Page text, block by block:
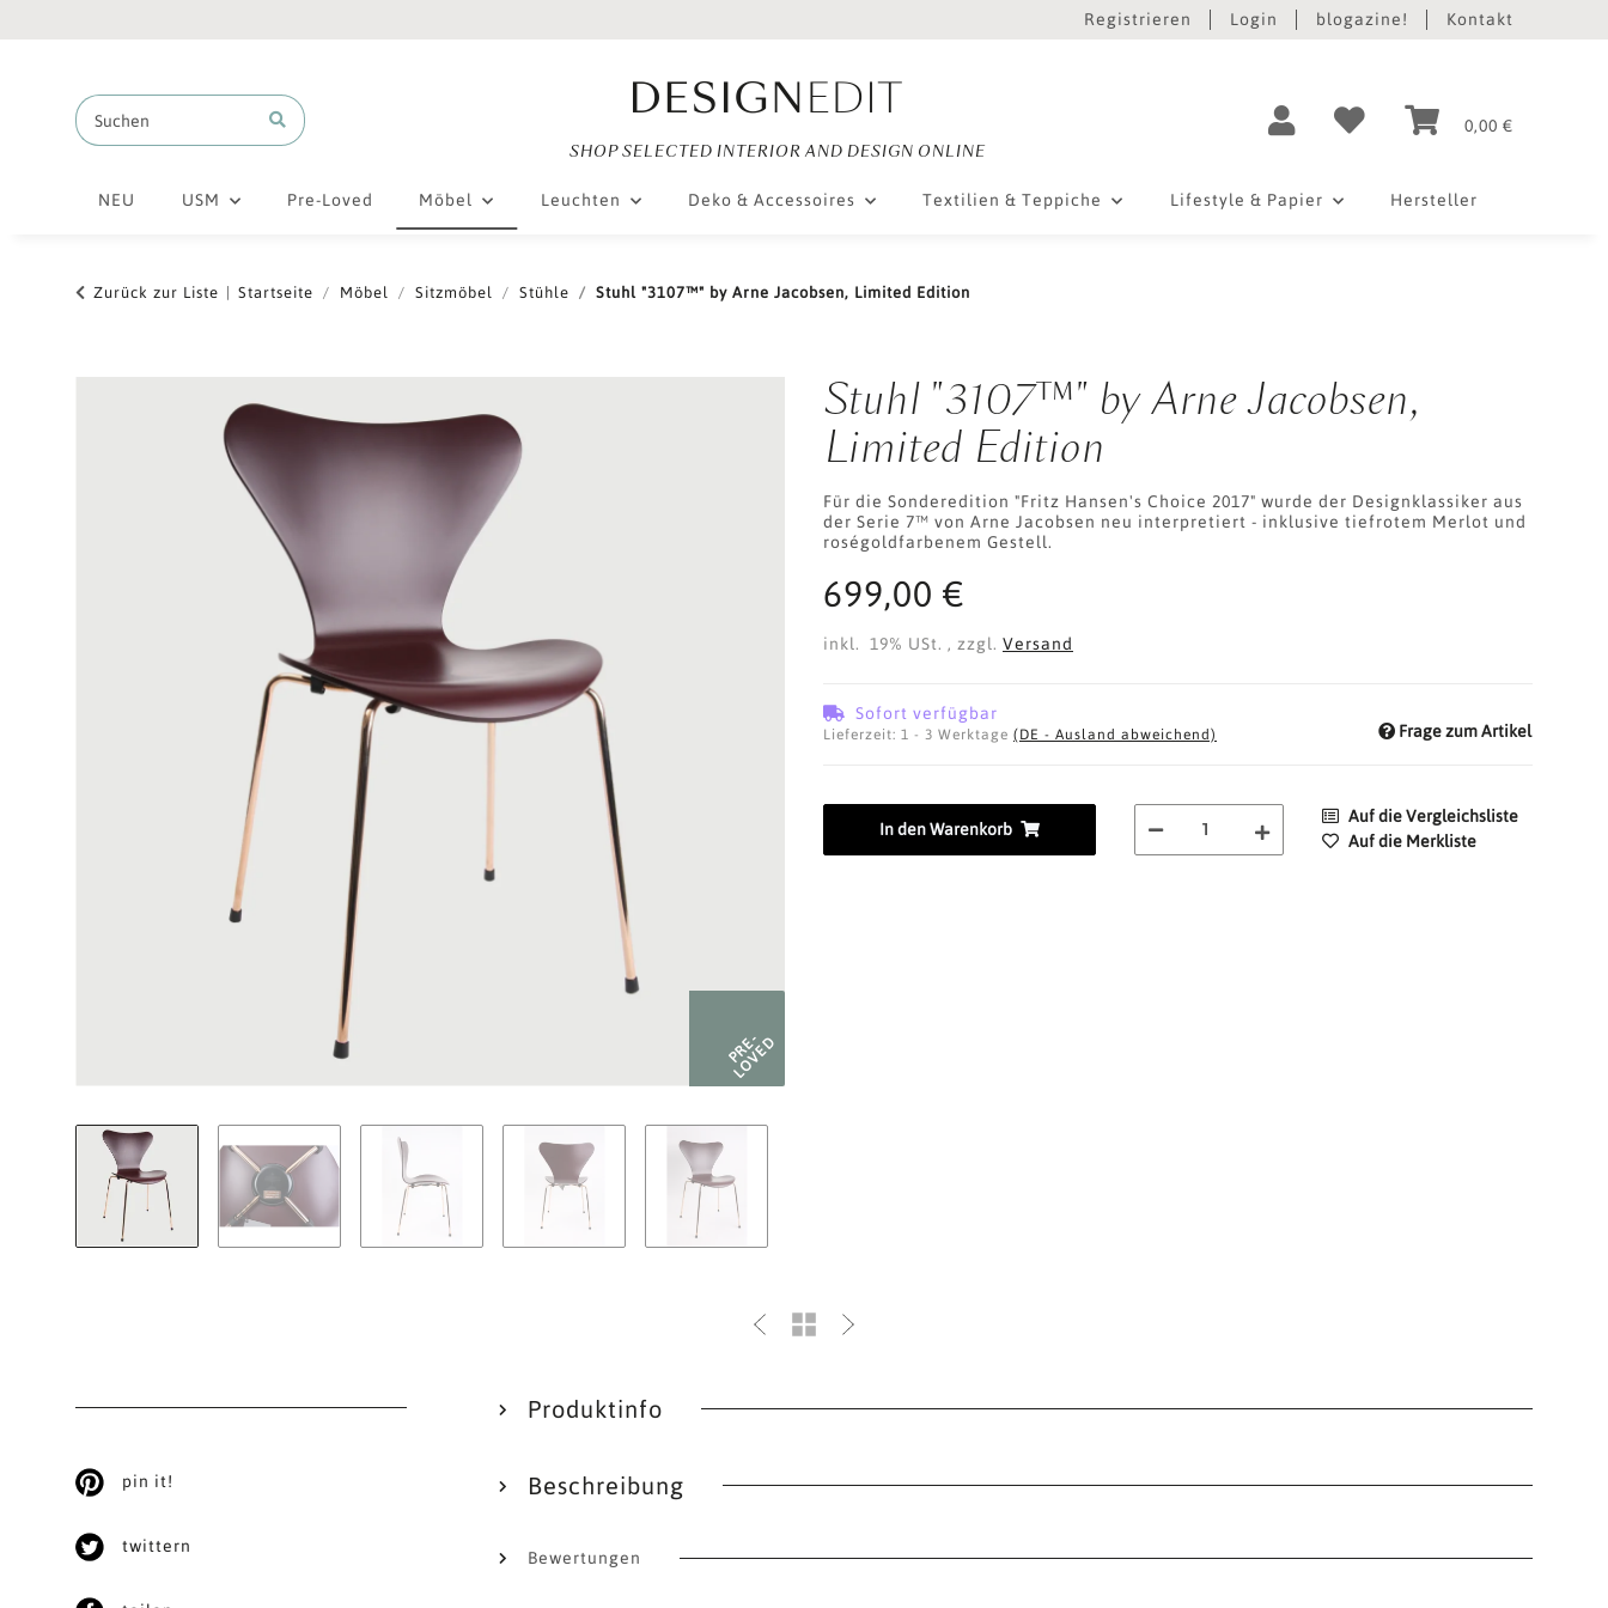
Registrieren Login blogazine! Kontakt
SHOP SELECTED INTERIOR AND DESIGN ONLINE
0,00 €
NEU USM Pre-Loved Möbel Leuchten Deko & Accessoires Textilien & Teppiche Lifestyle & Papier Hersteller
Zurück zur Liste Startseite Möbel Sitzmöbel Stühle Stuhl "3107™" by Arne Jacobsen, Limited Edition
PRE-
LOVED
Stuhl "3107™" by Arne Jacobsen,
Limited Edition
Für die Sonderedition "Fritz Hansen's Choice 2017" wurde der Designklassiker aus
der Serie 7™ von Arne Jacobsen neu interpretiert - inklusive tiefrotem Merlot und
roségoldfarbenem Gestell.
699,00 €
inkl. 19% USt. , zzgl. Versand
Sofort verfügbar
Lieferzeit: 1 - 3 Werktage (DE - Ausland abweichend) Frage zum Artikel
In den Warenkorb
Auf die Vergleichsliste
Auf die Merkliste
pin it!
twittern
Produktinfo
Beschreibung
Bewertungen